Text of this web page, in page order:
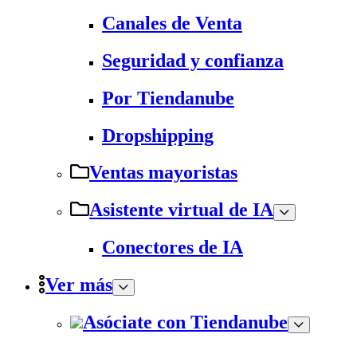
Canales de Venta
Seguridad y confianza
Por Tiendanube
Dropshipping
Ventas mayoristas
Asistente virtual de IA
Conectores de IA
Ver más
Asóciate con Tiendanube